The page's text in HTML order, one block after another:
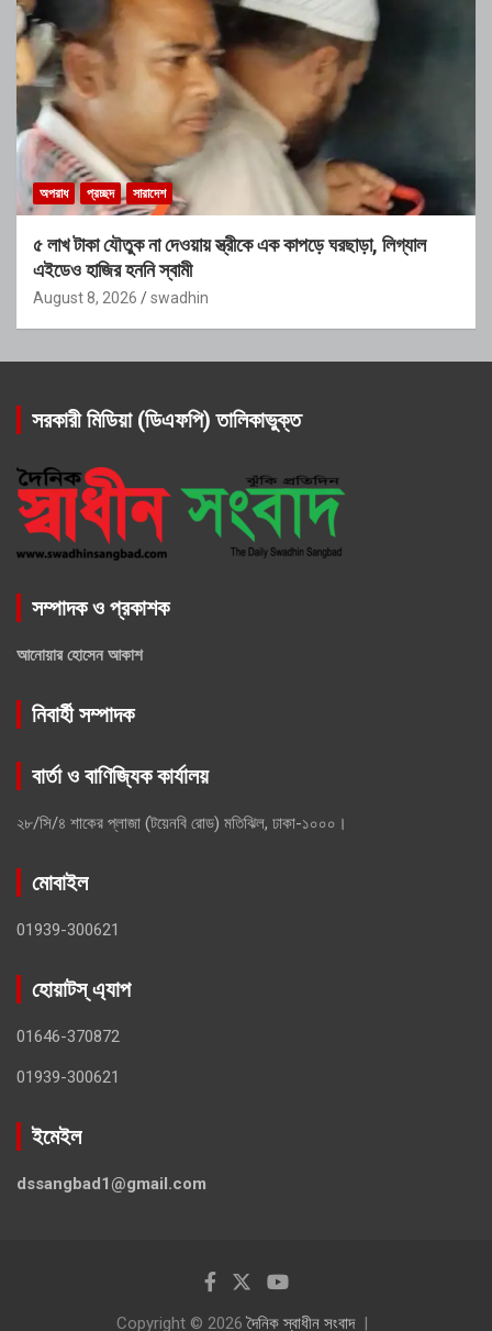
অপরাধ প্রচ্ছদ সারাদেশ
৫ লাখ টাকা যৌতুক না দেওয়ায় স্ত্রীকে এক কাপড়ে ঘরছাড়া, লিগ্যাল
এইডেও হাজির হননি স্বামী
August 8, 2026 swadhin
সরকারী মিডিয়া (ডিএফপি) তালিকাভুক্ত
সম্পাদক ও প্রকাশক
আনোয়ার হোসেন আকাশ
নিবার্হী সম্পাদক
বার্তা ও বাণিজ্যিক কার্যালয়
২৮/সি/৪ শাকের প্লাজা (টয়েনবি রোড) মতিঝিল, ঢাকা-১০০০।
মোবাইল
01939-300621
হোয়াটস্ এ্যাপ
01646-370872
01939-300621
ইমেইল
dssangbad1@gmail.com
Copyright © 2026দৈনিক স্বাধীন সংবাদ